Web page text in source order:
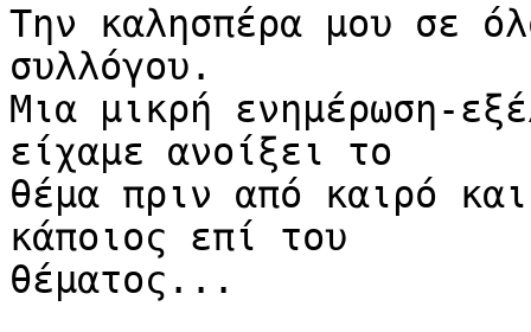
Την καλησπέρα μου σε
συλλόγου.
Μια μικρή ενημέρωση-
είχαμε ανοίξει το
θέμα πριν από καιρό
κάποιος επί του
θέματος...